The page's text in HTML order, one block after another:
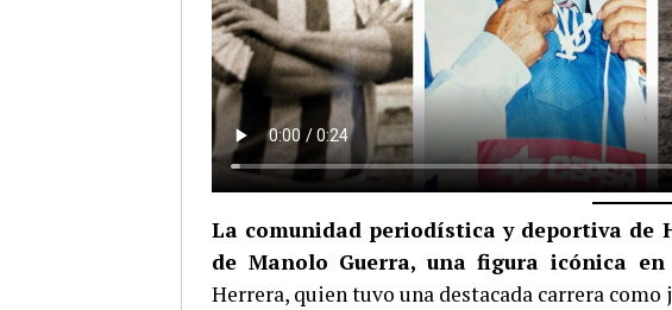
La comunidad periodística y deportiva
de Manolo Guerra, una figura icónica
Herrera, quien tuvo una destacada carrera